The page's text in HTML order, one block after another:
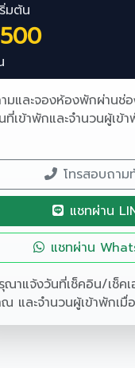
มต้น
มและจองห้องพักผ่านช่
ที่เข้าพักและจำนวนผู้เข้
โทรสอบถาม
แชทผ่าน
แชทผ่าน
ณาแจ้งวันที่เช็คอิน/เช็คเ
ณ และจำนวนผู้เข้าพักเ